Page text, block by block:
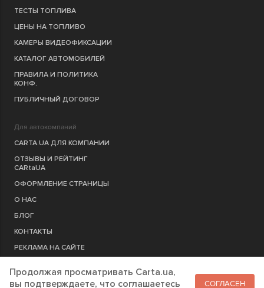
ТЕСТЫ ТОПЛИВА
ЦЕНЫ НА ТОПЛИВО
КАМЕРЫ ВИДЕОФИКСАЦИИ
КАТАЛОГ АВТОМОБИЛЕЙ
ПРАВИЛА И ПОЛИТИКА
КОНФ.
ПУБЛИЧНЫЙ ДОГОВОР
Для автокомпаний
CARTA.UA ДЛЯ КОМПАНИИ
ОТЗЫВЫ И РЕЙТИНГ
CARtaUA
ОФОРМЛЕНИЕ СТРАНИЦЫ
О НАС
БЛОГ
КОНТАКТЫ
РЕКЛАМА НА САЙТЕ
РЕГИСТРАЦИЯ КОМПАНИЮ
Продолжая просматривать Carta.ua,
вы подтверждаете, что соглашаетесь
СОГЛАСЕН